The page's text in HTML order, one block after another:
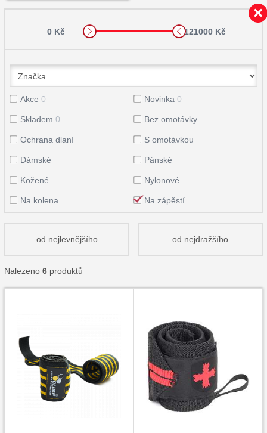
0 Kč 121000 Kč
Akce 0 Novinka 0
Skladem 0 Bez omotávky
Ochrana dlaní S omotávkou
Dámské Pánské
Kožené Nylonové
Na kolena Na zápěstí
od nejlevnějšího od nejdražšího
Nalezeno 6 produktů